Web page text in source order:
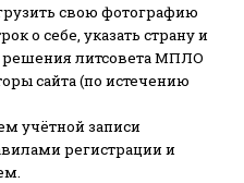
свою фотографию
о себе, указать страну и
литсовета МПЛО
сайта (по истечению
учётной записи
регистрации и